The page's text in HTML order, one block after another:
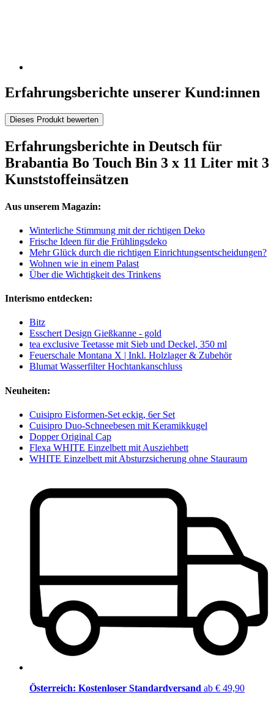
Erfahrungsberichte unserer Kund:innen
Dieses Produkt bewerten
Erfahrungsberichte in Deutsch für
Brabantia Bo Touch Bin 3 x 11 Liter mit 3
Kunststoffeinsätzen
Aus unserem Magazin:
Winterliche Stimmung mit der richtigen Deko
Frische Ideen für die Frühlingsdeko
Mehr Glück durch die richtigen Einrichtungsentscheidungen?
Wohnen wie in einem Palast
Über die Wichtigkeit des Trinkens
Interismo entdecken:
Bitz
Esschert Design Gießkanne - gold
tea exclusive Teetasse mit Sieb und Deckel, 350 ml
Feuerschale Montana X | Inkl. Holzlager & Zubehör
Blumat Wasserfilter Hochtankanschluss
Neuheiten:
Cuisipro Eisformen-Set eckig, 6er Set
Cuisipro Duo-Schneebesen mit Keramikkugel
Dopper Original Cap
Flexa WHITE Einzelbett mit Ausziehbett
WHITE Einzelbett mit Absturzsicherung ohne Stauraum
Österreich: Kostenloser Standardversand ab € 49,90